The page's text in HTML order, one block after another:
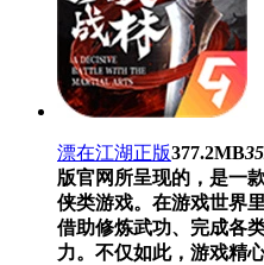
漂在江湖正版377.2MB
版官网所呈现的，是一
侠类游戏。在游戏世界
借助修炼武功、完成各
力。不仅如此，游戏精